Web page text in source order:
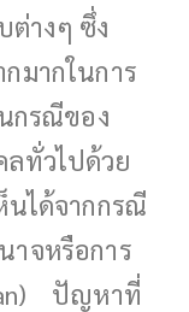
ต่างๆ ซึ่ง
มากในการ
กรณีของ
ทั่วไปด้วย
นได้จากกรณี
าจหรือการ
ปัญหาที่